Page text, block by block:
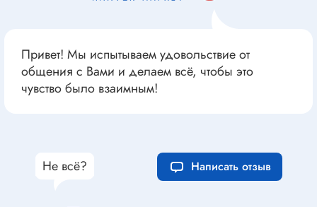
Привет! Мы испытываем удовольствие от
общения с Вами и делаем всё, чтобы это
чувство было взаимным!
Не всё? Написать отзыв